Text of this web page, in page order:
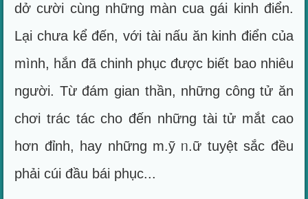
dở cười cùng những màn cua gái kinh điển.
Lại chưa kể đến, với tài nấu ăn kinh điển của
mình, hắn đã chinh phục được biết bao nhiêu
người. Từ đám gian thần, những công tử ăn
chơi trác tác cho đến những tài tử mắt cao
hơn đỉnh, hay những m.ỹ ᥒ.ữ tuyệt sắc đều
phải cúi đầu bái phục...